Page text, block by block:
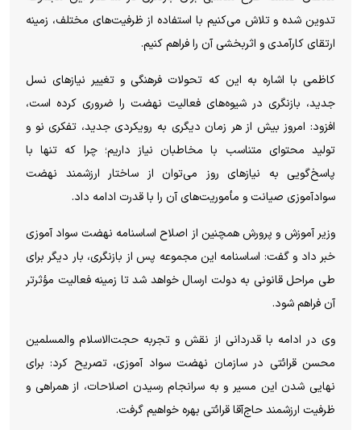
تدوین شده و تلاش می‌کنیم با استفاده از ظرفیت‌های مختلف، زمینه
ارتقای کارآمدی و اثربخشی آن را فراهم کنیم.
کاظمی با اشاره به این که تحولات فرهنگی و تغییر نیاز‌های نسل
جدید، بازنگری در شیوه‌های فعالیت نهضت را ضروری کرده است،
افزود: امروز بیش از هر زمان دیگری به رویکردی جدید، تفکری نو و
تولید محتوای متناسب با مخاطبان نیاز داریم؛ چرا که تنها با
پاسخ‌گویی به نیاز‌های روز می‌توان از ساختار ارزشمند نهضت
سوادآموزی صیانت و مأموریت‌های آن را با قدرت ادامه داد.
وزیر آموزش و پرورش همچنین از اصلاح اساسنامه نهضت سواد آموزی
خبر داد و گفت: اساسنامه این مجموعه پس از بازنگری، بار دیگر برای
طی مراحل قانونی به دولت ارسال خواهد شد تا زمینه فعالیت مؤثرتر
آن فراهم شود.
وی در ادامه با قدردانی از نقش و تجربه حجت‌الاسلام والمسلمین
محسن قرائتی در سازمان نهضت سواد آموزی، تصریح کرد: برای
نهایی شدن این مسیر و به سرانجام رسیدن اصلاحات، از همراهی و
ظرفیت ارزشمند حاج‌آقا قرائتی بهره خواهیم گرفت.